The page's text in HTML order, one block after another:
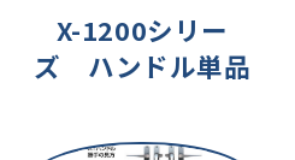
X-1200シリー
ズ ハンドル単品